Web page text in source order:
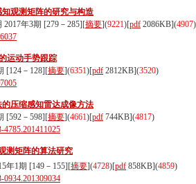
观测矩阵的研究与构造
年3期 [279－285][摘要](9221)[pdf 2086KB](4907)
运动手势跟踪
[124－128][摘要](6351)[pdf 2812KB](3520)
压缩感知雷达成像方法
[592－598][摘要](4661)[pdf 744KB](4817)
4785.201411025
测矩阵的算法研究
年1期 [149－155][摘要](4728)[pdf 858KB](4859)
0934.201309034